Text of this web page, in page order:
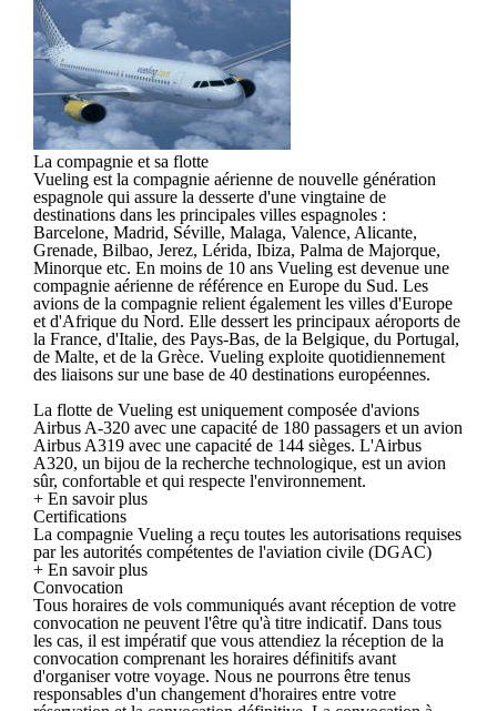
La compagnie et sa flotte
Vueling est la compagnie aérienne de nouvelle génération
espagnole qui assure la desserte d'une vingtaine de
destinations dans les principales villes espagnoles :
Barcelone, Madrid, Séville, Malaga, Valence, Alicante,
Grenade, Bilbao, Jerez, Lérida, Ibiza, Palma de Majorque,
Minorque etc. En moins de 10 ans Vueling est devenue une
compagnie aérienne de référence en Europe du Sud. Les
avions de la compagnie relient également les villes d'Europe
et d'Afrique du Nord. Elle dessert les principaux aéroports de
la France, d'Italie, des Pays-Bas, de la Belgique, du Portugal,
de Malte, et de la Grèce. Vueling exploite quotidiennement
des liaisons sur une base de 40 destinations européennes.
La flotte de Vueling est uniquement composée d'avions
Airbus A-320 avec une capacité de 180 passagers et un avion
Airbus A319 avec une capacité de 144 sièges. L'Airbus
A320, un bijou de la recherche technologique, est un avion
sûr, confortable et qui respecte l'environnement.
+ En savoir plus
Certifications
La compagnie Vueling a reçu toutes les autorisations requises
par les autorités compétentes de l'aviation civile (DGAC)
+ En savoir plus
Convocation
Tous horaires de vols communiqués avant réception de votre
convocation ne peuvent l'être qu'à titre indicatif. Dans tous
les cas, il est impératif que vous attendiez la réception de la
convocation comprenant les horaires définitifs avant
d'organiser votre voyage. Nous ne pourrons être tenus
responsables d'un changement d'horaires entre votre